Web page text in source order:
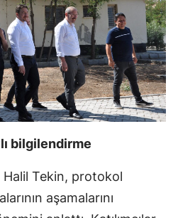
bilgilendirme
Halil Tekin, protokol
aşamalarını